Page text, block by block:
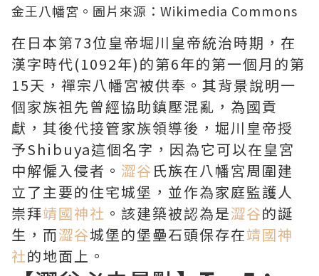
金王八幡宮。圖片來源： Wikimedia Commons
在日本第73位皇帝堀川皇帝統治時期，在
漢字時代(1092年)的第6年的第一個月的第
15天，禪宗八幡宮被供奉。其背景說明一
個家族祖先曾經協助鎮壓混亂，為國貢
獻，其後代接管家族領導後，堀川皇帝授
予Shibuya這個名字，因為它可以在皇宮
中解僱入侵者。 澀谷 氏族在八幡宮周圍建
立了主要的住宅城堡，並作為家庭監護人
崇拜靖國神社 。該建築被認為是澀谷的誕
生，而澀谷城堡的堡壘石頭保存在靖國神
社的地面上。